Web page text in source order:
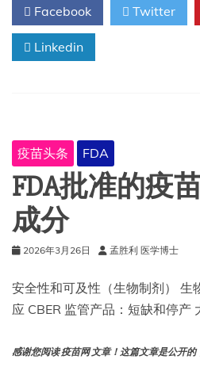
Facebook Twitter
Linkedin
疫苗头条 FDA
FDA批准的疫
成分
2026年3月26日 孟胜利 医学博士
安全性和可及性（生物制剂） 生
应 CBER 监管产品：短缺和停产
感谢您阅读 疫苗网 文章！这篇文章是公开